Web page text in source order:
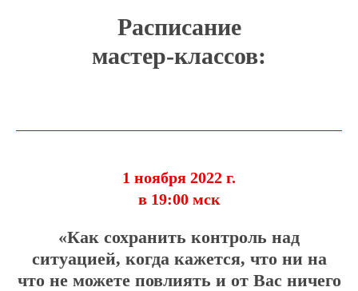
Расписание
мастер-классов:
1 ноября 2022 г.
в 19:00 мск
«Как сохранить контроль над
ситуацией, когда кажется, что ни на
что не можете повлиять и от Вас ничего